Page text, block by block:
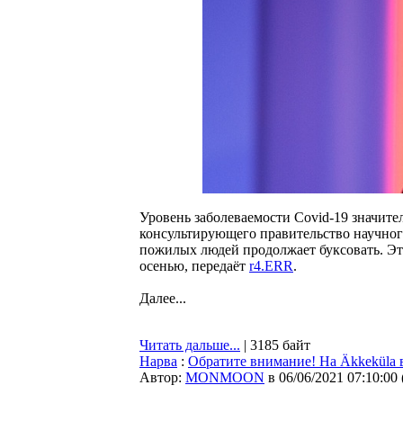
Уровень заболеваемости Covid-19
консультирующего правительство
пожилых людей продолжает буксовать.
осенью, передаёт r4.ERR.
Далее...
Читать дальше... | 3185 байт
Нарва : Обратите внимание! На Äkkekülа
Автор: MONMOON в 06/06/2021 07:10:00